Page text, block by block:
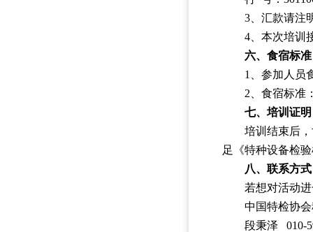
3、汇款请注
4、本次培训
六、食宿标准
1、参加人员
2、食宿标准
七、培训证明
培训结束后
足《特种设备检
八、联系方式
若想对活动
中国特检协
段秉泽 010-